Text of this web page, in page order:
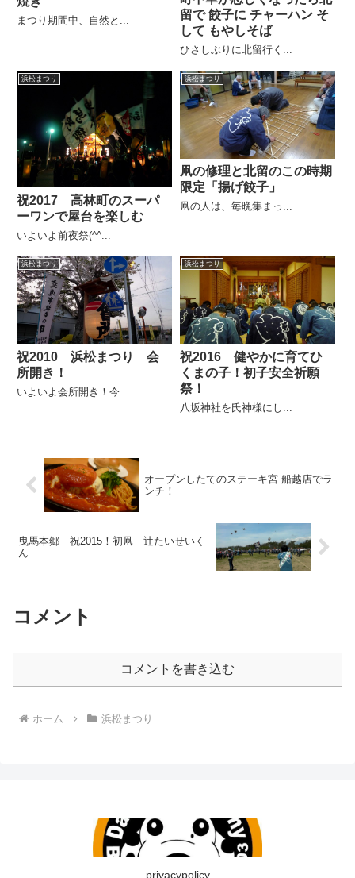
まつり期間中、自然と...
留で 餃子に チャーハン そ
して もやしそば
ひさしぶりに北留行く...
浜松まつり
祝2017 高林町のスーパ
ーワンで屋台を楽しむ
いよいよ前夜祭(^^...
浜松まつり
凧の修理と北留のこの時期
限定「揚げ餃子」
凧の人は、毎晩集まっ...
浜松まつり
祝2010 浜松まつり 会
所開き！
いよいよ会所開き！今...
浜松まつり
祝2016 健やかに育てひ
くまの子！初子安全祈願
祭！
八坂神社を氏神様にし...
オープンしたてのステーキ宮 船越店でラ
ンチ！
曳馬本郷 祝2015！初凧 辻たいせいく
ん
コメント
コメントを書き込む
ホーム 浜松まつり
privacypolicy